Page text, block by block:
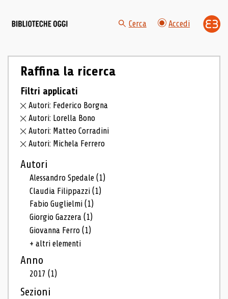
Cerca Accedi
Raffina la ricerca
Filtri applicati
Autori: Federico Borgna
Autori: Lorella Bono
Autori: Matteo Corradini
Autori: Michela Ferrero
Autori
Alessandro Spedale(1)
Claudia Filippazzi(1)
Fabio Guglielmi(1)
Giorgio Gazzera(1)
Giovanna Ferro(1)
+ altri elementi
Anno
2017(1)
Sezioni